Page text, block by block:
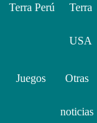
Terra Perú Terra
USA
Juegos Otras
noticias